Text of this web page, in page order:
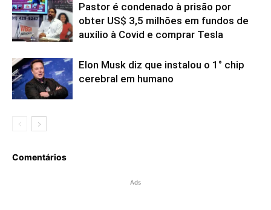
Pastor é condenado à prisão por
obter US$ 3,5 milhões em fundos de
auxílio à Covid e comprar Tesla
Elon Musk diz que instalou o 1° chip
cerebral em humano
Comentários
Ads